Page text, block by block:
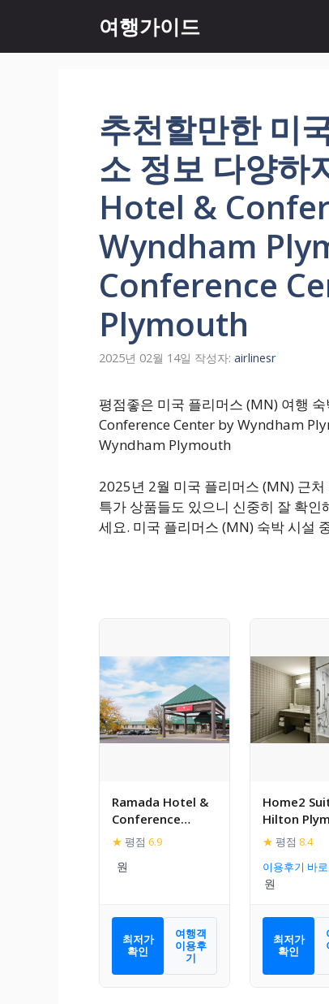
츠
여행가이드
추천할만한 미
소 정보 다양하
Hotel &
Wyndham
Conference
Plymouth
2025년 02월 14일 작성자: airlinesr
평점좋은 미국 플리머스 (MN) 여행
Conference Center by Wyndham
Wyndham Plymouth
2025년 2월 미국 플리머스 (MN) 근
특가 상품들도 있으니 신중히 잘 확
세요. 미국 플리머스 (MN) 숙박 시설
Ramada Hotel &
Conference
Center by
Wyndham
Plymouth
★ 평점 6.9
최저가
확인
여행객
이용후
기
Home2
Hilton
Minneapolis
★ 평점 8.4
이용후기 바
최저가
확인